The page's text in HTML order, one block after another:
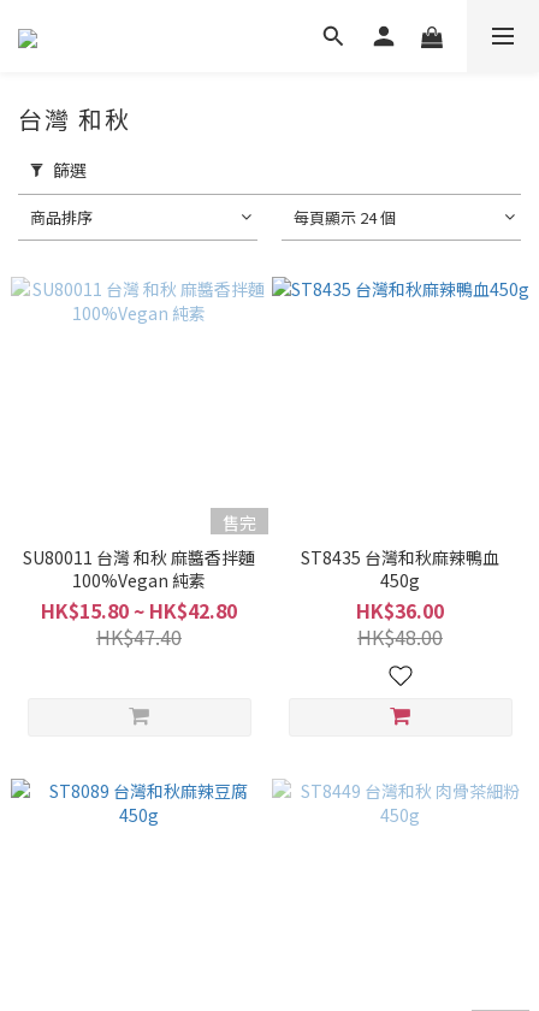
台灣 和秋
篩選
商品排序 每頁顯示 24 個
售完
SU80011 台灣 和秋 麻醬香拌麵
100%Vegan 純素
HK$15.80 ~ HK$42.80
HK$47.40
ST8435 台灣和秋麻辣鴨血
450g
HK$36.00
HK$48.00